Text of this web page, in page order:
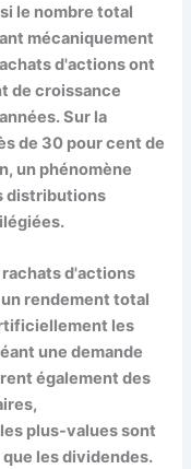
le nombre total
mécaniquement
d'actions ont
de croissance
Sur la
de 30 pour cent de
un phénomène
distributions
d'actions
rendement total
les
une demande
également des
plus-values sont
les dividendes.